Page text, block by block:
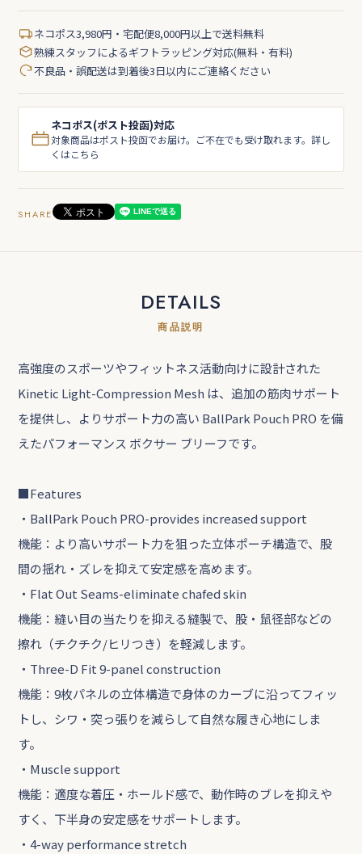
ネコポス3,980円・宅配便8,000円以上で送料無料
熟練スタッフによるギフトラッピング対応(無料・有料)
不良品・誤配送は到着後3日以内にご連絡ください
ネコポス(ポスト投函)対応
対象商品はポスト投函でお届け。ご不在でも受け取れます。詳し
くはこちら
SHARE
DETAILS
商品説明
高強度のスポーツやフィットネス活動向けに設計された
Kinetic Light-Compression Mesh は、追加の筋肉サポート
を提供し、よりサポート力の高い BallPark Pouch PRO を備
えたパフォーマンス ボクサー ブリーフです。
■Features
・BallPark Pouch PRO-provides increased support
機能：より高いサポート力を狙った立体ポーチ構造で、股
間の揺れ・ズレを抑えて安定感を高めます。
・Flat Out Seams-eliminate chafed skin
機能：縫い目の当たりを抑える縫製で、股・鼠径部などの
擦れ（チクチク/ヒリつき）を軽減します。
・Three-D Fit 9-panel construction
機能：9枚パネルの立体構造で身体のカーブに沿ってフィッ
トし、シワ・突っ張りを減らして自然な履き心地にしま
す。
・Muscle support
機能：適度な着圧・ホールド感で、動作時のブレを抑えや
すく、下半身の安定感をサポートします。
・4-way performance stretch